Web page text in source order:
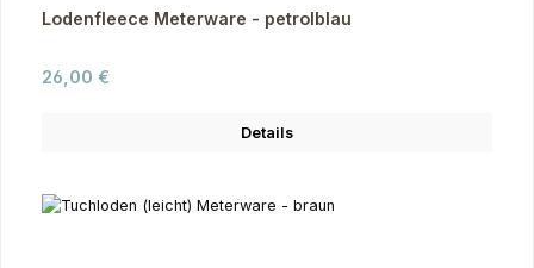
Lodenfleece Meterware - petrolblau
Regulärer Preis:
26,00 €
Details